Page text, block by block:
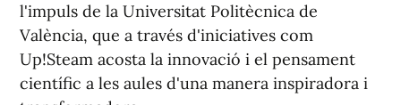
l'impuls de la Universitat Politècnica de
València, que a través d'iniciatives com
Up!Steam acosta la innovació i el pensament
científic a les aules d'una manera inspiradora i